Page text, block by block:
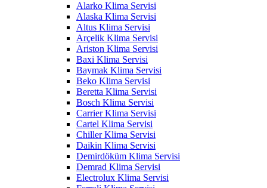
Alarko Klima Servisi
Alaska Klima Servisi
Altus Klima Servisi
Arçelik Klima Servisi
Ariston Klima Servisi
Baxi Klima Servisi
Baymak Klima Servisi
Beko Klima Servisi
Beretta Klima Servisi
Bosch Klima Servisi
Carrier Klima Servisi
Cartel Klima Servisi
Chiller Klima Servisi
Daikin Klima Servisi
Demirdöküm Klima Servisi
Demrad Klima Servisi
Electrolux Klima Servisi